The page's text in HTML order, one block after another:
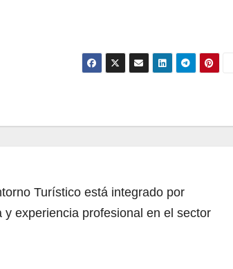
Turístico está integrado por
experiencia profesional en el sector